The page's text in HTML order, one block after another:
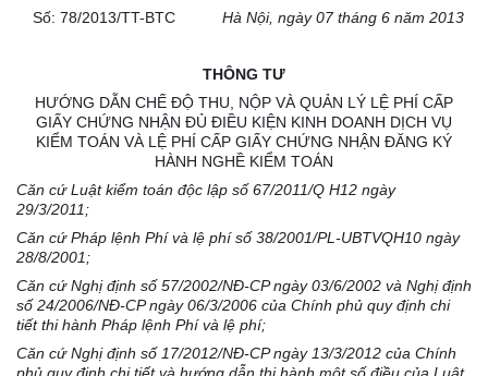
Số: 78/2013/TT-BTC Hà Nội, ngày 07 tháng 6 năm 2013
THÔNG TƯ
HƯỚNG DẪN CHẾ ĐỘ THU, NỘP VÀ QUẢN LÝ LỆ PHÍ CẤP
GIẤY CHỨNG NHẬN ĐỦ ĐIỀU KIỆN KINH DOANH DỊCH VỤ
KIỂM TOÁN VÀ LỆ PHÍ CẤP GIẤY CHỨNG NHẬN ĐĂNG KÝ
HÀNH NGHỀ KIỂM TOÁN
Căn cứ Luật kiểm toán độc lập số 67/2011/Q H12 ngày
29/3/2011;
Căn cứ Pháp lệnh Phí và lệ phí số 38/2001/PL-UBTVQH10 ngày
28/8/2001;
Căn cứ Nghị định số 57/2002/NĐ-CP ngày 03/6/2002 và Nghị định
số 24/2006/NĐ-CP ngày 06/3/2006 của Chính phủ quy định chi
tiết thi hành Pháp lệnh Phí và lệ phí;
Căn cứ Nghị định số 17/2012/NĐ-CP ngày 13/3/2012 của Chính